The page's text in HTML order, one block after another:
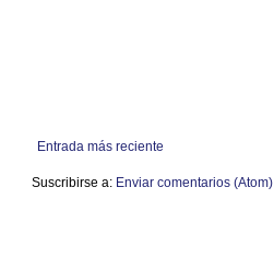
Entrada más reciente
Suscribirse a: Enviar comentarios (Atom)